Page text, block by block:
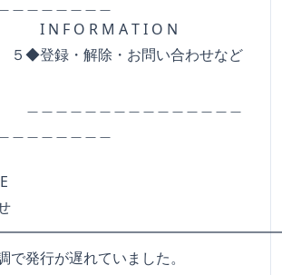
R M A T I O N
解除・お問い合わせなど
発行が遅れていました。